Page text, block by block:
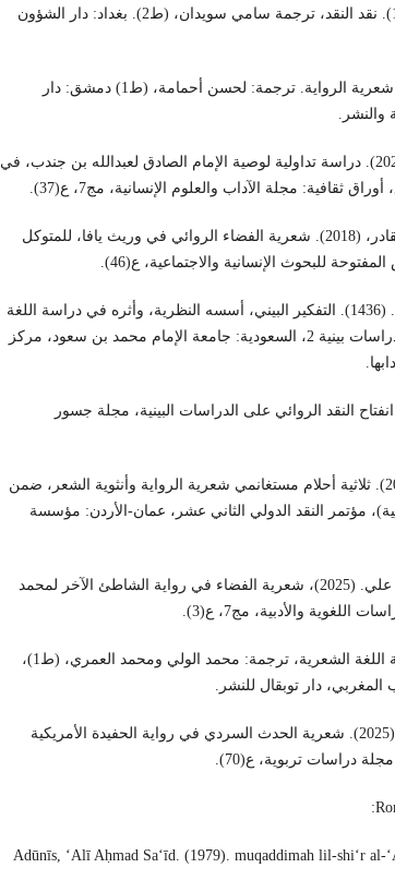
تودوروف، تزيفان. (1986). نقد النقد، ترجمة سامي سويدان، (ط2). بغداد: دار الشؤون
جوف، فانسون. (2012). شعرية الرواية. ترجمة: لحسن أحمامة، (ط1) دمشق: دار
والنشر.
حجازي، مريم حسن. (2025). دراسة تداولية لوصية الإمام الصادق لعبدالله بن جندب، في
ثقافية: مجلة الآداب والعلوم الإنسانية، مج7، ع(37).
حنني، زاهر محمد عبد القادر، (2018). شعرية الفضاء الروائي في وريث يافا، للمتوكل
للبحوث الإنسانية والاجتماعية، ع(46).
رمضان، صالح بن الهادي. (1436). التفكير البيني، أسسه النظرية، وأثره في دراسة اللغة
العربية وآدابها، سلسلة دراسات بينية 2، السعودية: جامعة الإمام محمد بن سعود، مركز
محمد. (2022). انفتاح النقد الروائي على الدراسات البينية، مجلة جسور
صالح، يحيى الشيخ، (2008). ثلاثية أحلام مستغانمي شعرية الرواية وأنثوية الشعر، ضمن
مؤتمر النقد الدولي الثاني عشر، عمان-الأردن: مؤسسة
العامر، فاتن عبداللطيف علي. (2025)، شعرية الفضاء في رواية الشاطئ الآخر لمحمد
اللغوية والأدبية، مج7، ع(3).
كوهين، جان. (1989). بنية اللغة الشعرية، ترجمة: محمد الولي ومحمد العمري، (ط1)،
المغربي، دار توبقال للنشر.
متعب، مصطفى مجبل، (2025). شعرية الحدث السردي في رواية الحفيدة الأمريكية
دراسات تربوية، ع(70).
Adūnīs, ʻAlī Aḥmad Saʻīd. (1979). muqaddimah lil-shiʻr al-